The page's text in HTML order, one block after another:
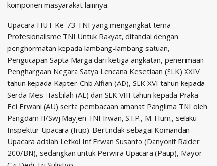
komponen masyarakat lainnya.
Upacara HUT Ke-73 TNI yang mengangkat tema
Profesionalisme TNI Untuk Rakyat, ditandai dengan
penghormatan kepada lambang-lambang satuan,
Pengucapan Sapta Marga dari ketiga angkatan, penerimaan
Penghargaan Negara Satya Lencana Kesetiaan (SLK) XXIV
tahun kepada Kapten Chb Alfian (AD), SLK XVI tahun kepada
Serda Mes Hasbilah (AL) dan SLK VIII tahun kepada Praka
Edi Erwani (AU) serta pembacaan amanat Panglima TNI oleh
Pangdam II/Swj Mayjen TNI Irwan, S.I.P., M. Hum., selaku
Inspektur Upacara (Irup). Bertindak sebagai Komandan
Upacara adalah Letkol Inf Erwan Susanto (Danyonif Raider
200/BN), sedangkan untuk Perwira Upacara (Paup), Mayor